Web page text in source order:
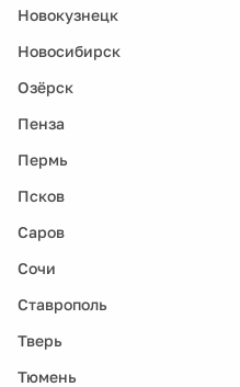
Новокузнецк
Новосибирск
Озёрск
Пенза
Пермь
Псков
Саров
Сочи
Ставрополь
Тверь
Тюмень